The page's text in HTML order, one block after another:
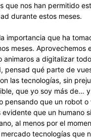
que nos han permitido
durante estos meses.
importancia que ha
meses. Aprovechemos
animaros a digitalizar
pensad qué parte de
las tecnologías, sin
que yo soy más de…
pensando que un robot
evidente que un humano
al menos por el
tecnologías que